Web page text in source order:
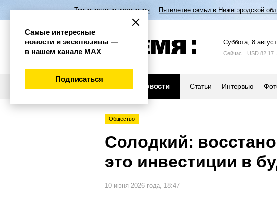
Транспортные изменения Пятилетие семьи в Нижегородской
Суббота, 8
Сейчас USD 82,17
Новости Статьи Интервью
Общество
Солодкий:
это инвестиции в
10 июня 2026 года, 18:47
Самые интересные
новости и эксклюзивы —
в нашем канале МАХ
Подписаться